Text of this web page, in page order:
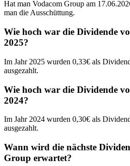
Hat man Vodacom Group am
man die Ausschüttung.
Wie hoch war die Dividende
2025?
Im Jahr 2025 wurden 0,33€ als
ausgezahlt.
Wie hoch war die Dividende
2024?
Im Jahr 2024 wurden 0,30€ als
ausgezahlt.
Wann wird die nächste
Group erwartet?